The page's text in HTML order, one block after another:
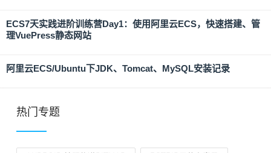
ECS7天实践进阶训练营Day1：使用阿里云ECS，快速搭建、管
理VuePress静态网站
阿里云ECS/Ubuntu下JDK、Tomcat、MySQL安装记录
热门专题